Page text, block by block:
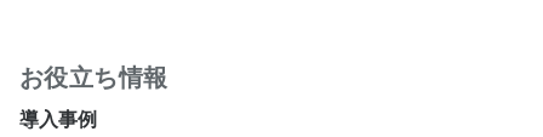
お役立ち情報
導入事例